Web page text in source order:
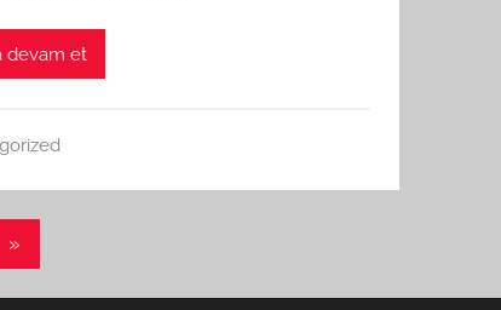
devam et
Sonraki
»